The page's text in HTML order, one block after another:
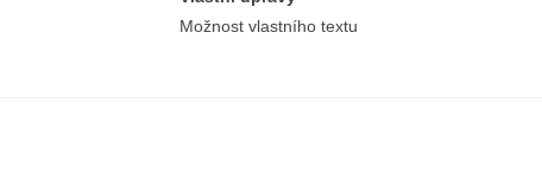
Možnost vlastního textu